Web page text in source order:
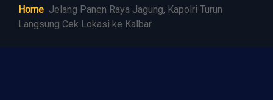
Home Jelang Panen Raya Jagung, Kapolri Turun
Langsung Cek Lokasi ke Kalbar